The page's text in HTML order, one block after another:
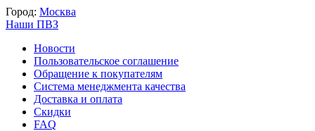
Город: Москва
Наши ПВЗ
Новости
Пользовательское соглашение
Обращение к покупателям
Система менеджмента качества
Доставка и оплата
Скидки
FAQ